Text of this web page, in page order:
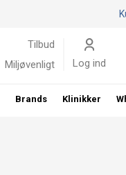
Tilbud
Miljøvenligt
Log ind
Brands Klinikker